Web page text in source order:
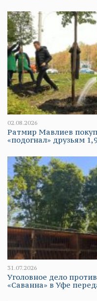
02.08.2026
Ратмир Мавлиев
«подогнал» друзьям
31.07.2026
Уголовное дело
«Саванна» в Уфе